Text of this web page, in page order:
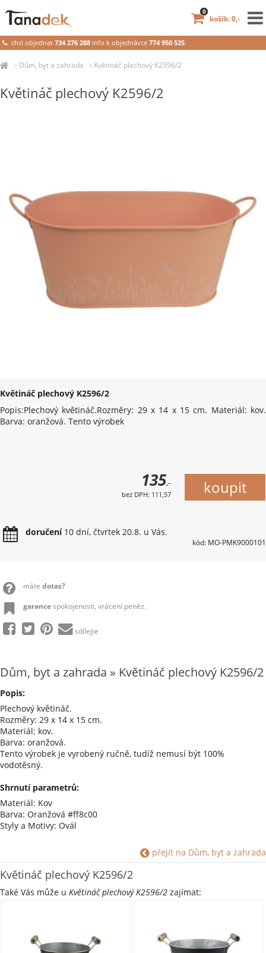
› Dům, byt a zahrada › Květináč plechový K2596/2
Květináč plechový K2596/2
Květináč plechový K2596/2
Popis:Plechový květináč.Rozměry: 29 x 14 x 15 cm. Materiál: kov.
Barva: oranžová. Tento výrobek
135,-
bez DPH: 111,57
doručení10 dní, čtvrtek 20.8. u Vás.
kód: MO-PMK9000101
máte dotaz?
garancespokojenosti, vrácení peněz.
sdílejte
Dům, byt a zahrada » Květináč plechový K2596/2
Popis:
Plechový květináč.
Rozměry: 29 x 14 x 15 cm.
Materiál: kov.
Barva: oranžová.
Tento výrobek je vyrobený ručně, tudíž nemusí být 100%
vodotěsný.
Shrnutí parametrů:
Materiál: Kov
Barva: Oranžová #ff8c00
Styly a Motivy: Ovál
přejít na Dům, byt a zahrada
Květináč plechový K2596/2
Také Vás může u Květináč plechový K2596/2 zajímat:
chci objednat734 276 288 info k objednávce 774 950 525
košík: 0,-
0